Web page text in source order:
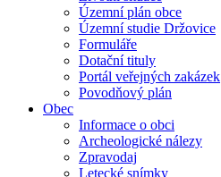
Územní plán obce
Územní studie Držovice
Formuláře
Dotační tituly
Portál veřejných zakázek
Povodňový plán
Obec
Informace o obci
Archeologické nálezy
Zpravodaj
Letecké snímky